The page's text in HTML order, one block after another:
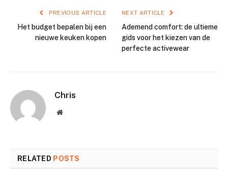
PREVIOUS ARTICLE
Het budget bepalen bij een
nieuwe keuken kopen
NEXT ARTICLE
Ademend comfort: de ultieme
gids voor het kiezen van de
perfecte activewear
Chris
Website
RELATED POSTS